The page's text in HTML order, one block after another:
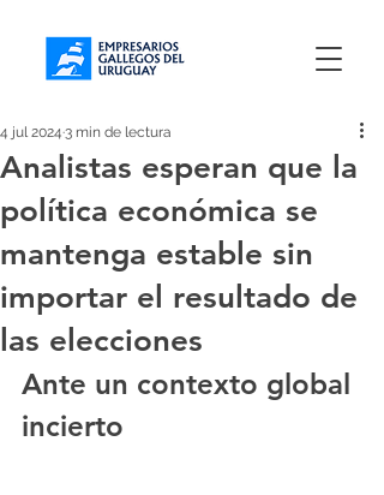
Analistas esperan que la
política económica se
mantenga estable sin
importar el resultado de
las elecciones
4 jul 2024 3 min de lectura
Ante un contexto global
incierto